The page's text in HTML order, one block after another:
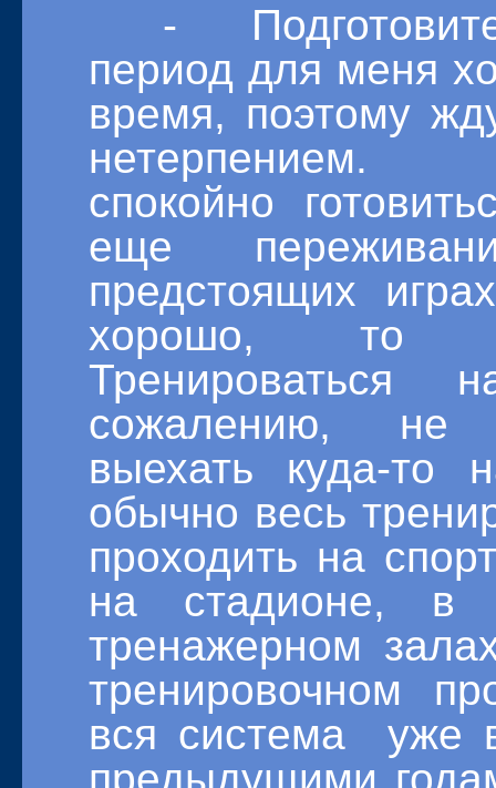
-
период для меня
время, поэтому
нетерпением.
спокойно
еще
предстоящих
хорошо, то
сожалению, не
выехать куда-то
обычно весь
проходить на
на стадионе, в
тренажерном
тренировочном
вся система уже